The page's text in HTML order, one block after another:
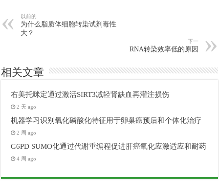
以前的
为什么脂质体细胞转染试剂毒性
大？
下一
RNA转染效率低的原因
相关文章
右美托咪定通过激活SIRT3减轻肾缺血再灌注损伤
2 天 ago
机器学习识别氧化磷酸化特征用于卵巢癌预后和个体化治疗
2 周 ago
G6PD SUMO化通过代谢重编程促进肝癌氧化应激适应和耐药
4 周 ago